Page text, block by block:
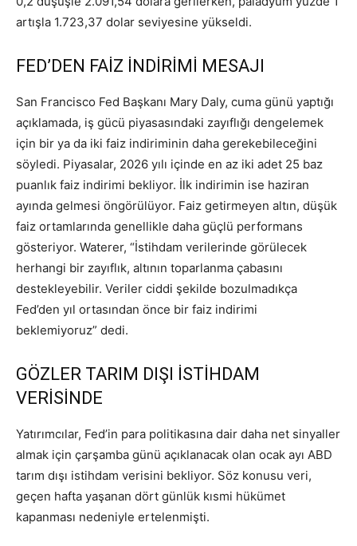
artışla 1.723,37 dolar seviyesine yükseldi.
FED’DEN FAİZ İNDİRİMİ MESAJI
San Francisco Fed Başkanı Mary Daly, cuma günü yaptığı
açıklamada, iş gücü piyasasındaki zayıflığı dengelemek
için bir ya da iki faiz indiriminin daha gerekebileceğini
söyledi. Piyasalar, 2026 yılı içinde en az iki adet 25 baz
puanlık faiz indirimi bekliyor. İlk indirimin ise haziran
ayında gelmesi öngörülüyor. Faiz getirmeyen altın, düşük
faiz ortamlarında genellikle daha güçlü performans
gösteriyor. Waterer, “İstihdam verilerinde görülecek
herhangi bir zayıflık, altının toparlanma çabasını
destekleyebilir. Veriler ciddi şekilde bozulmadıkça
Fed’den yıl ortasından önce bir faiz indirimi
beklemiyoruz” dedi.
GÖZLER TARIM DIŞI İSTİHDAM
VERİSİNDE
Yatırımcılar, Fed’in para politikasına dair daha net sinyaller
almak için çarşamba günü açıklanacak olan ocak ayı ABD
tarım dışı istihdam verisini bekliyor. Söz konusu veri,
geçen hafta yaşanan dört günlük kısmi hükümet
kapanması nedeniyle ertelenmişti.